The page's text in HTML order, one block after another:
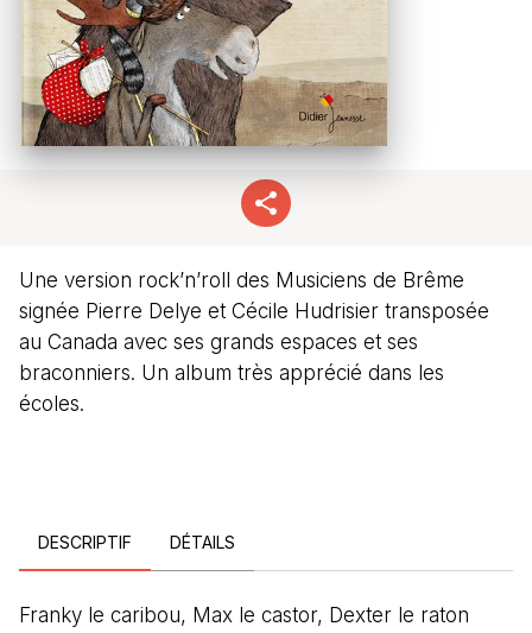
Une version rock’n’roll des Musiciens de Brême
signée Pierre Delye et Cécile Hudrisier transposée
au Canada avec ses grands espaces et ses
braconniers. Un album très apprécié dans les
écoles.
DESCRIPTIF DÉTAILS
Franky le caribou, Max le castor, Dexter le raton